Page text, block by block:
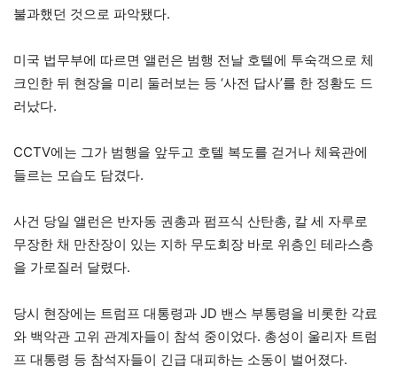
불과했던 것으로 파악됐다.
미국 법무부에 따르면 앨런은 범행 전날 호텔에 투숙객으로 체
크인한 뒤 현장을 미리 둘러보는 등 ‘사전 답사’를 한 정황도 드
러났다.
CCTV에는 그가 범행을 앞두고 호텔 복도를 걷거나 체육관에
들르는 모습도 담겼다.
사건 당일 앨런은 반자동 권총과 펌프식 산탄총, 칼 세 자루로
무장한 채 만찬장이 있는 지하 무도회장 바로 위층인 테라스층
을 가로질러 달렸다.
당시 현장에는 트럼프 대통령과 JD 밴스 부통령을 비롯한 각료
와 백악관 고위 관계자들이 참석 중이었다. 총성이 울리자 트럼
프 대통령 등 참석자들이 긴급 대피하는 소동이 벌어졌다.